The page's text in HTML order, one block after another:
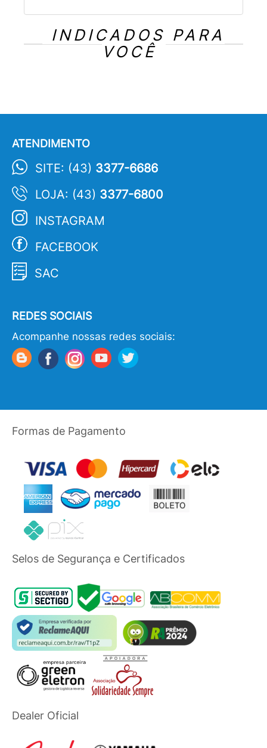
INDICADOS PARA
VOCÊ
ATENDIMENTO
SITE: (43) 3377-6686
LOJA: (43) 3377-6800
INSTAGRAM
FACEBOOK
SAC
REDES SOCIAIS
Acompanhe nossas redes sociais:
Formas de Pagamento
Selos de Segurança e Certificados
Dealer Oficial